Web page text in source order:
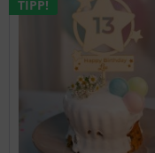
TIPP!